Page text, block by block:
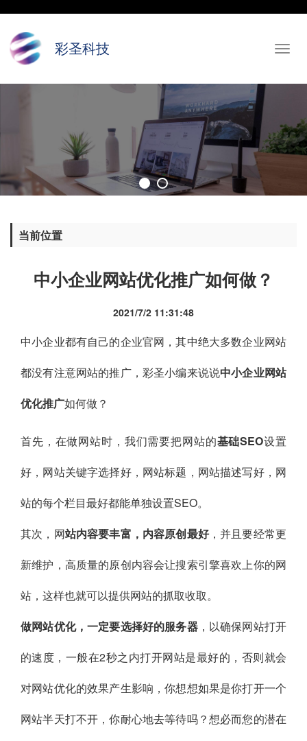
彩圣科技
当前位置
中小企业网站优化推广如何做？
2021/7/2 11:31:48
中小企业都有自己的企业官网，其中绝大多数企业网站
都没有注意网站的推广，彩圣小编来说说中小企业网站
优化推广如何做？
首先，在做网站时，我们需要把网站的基础SEO设置
好，网站关键字选择好，网站标题，网站描述写好，网
站的每个栏目最好都能单独设置SEO。
其次，网站内容要丰富，内容原创最好，并且要经常更
新维护，高质量的原创内容会让搜索引擎喜欢上你的网
站，这样也就可以提供网站的抓取收取。
做网站优化，一定要选择好的服务器，以确保网站打开
的速度，一般在2秒之内打开网站是最好的，否则就会
对网站优化的效果产生影响，你想想如果是你打开一个
网站半天打不开，你耐心地去等待吗？想必而您的潜在